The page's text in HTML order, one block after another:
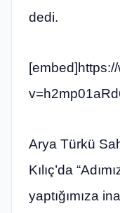
dedi.
Arya Türkü
Kılıç’da
yaptığımıza